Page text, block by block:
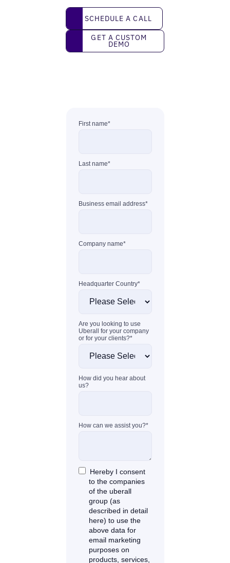
Schedule a call
SCHEDULE A CALL
Get a custom demo
GET A CUSTOM
DEMO